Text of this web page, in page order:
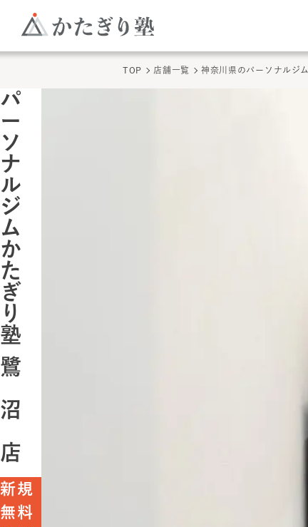
TOP 店舗一覧 神奈川県 のパーソナルジム
パ
ー
ソ
ナ
ル
ジ
ム
か
た
ぎ
り
塾
鷺
沼
店
新規
無料